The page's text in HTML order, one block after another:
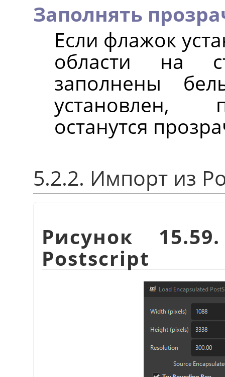
Заполнять
Если флажок
области на
заполнены
установлен,
останутся
5.2.2. Импорт из
Рисунок
Postscript